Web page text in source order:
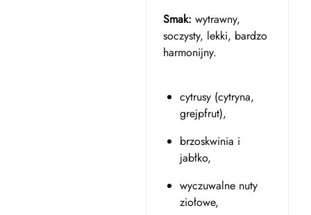
Smak: wytrawny,
soczysty, lekki, bardzo
harmonijny.
cytrusy (cytryna,
grejpfrut),
brzoskwinia i
jabłko,
wyczuwalne nuty
ziołowe,